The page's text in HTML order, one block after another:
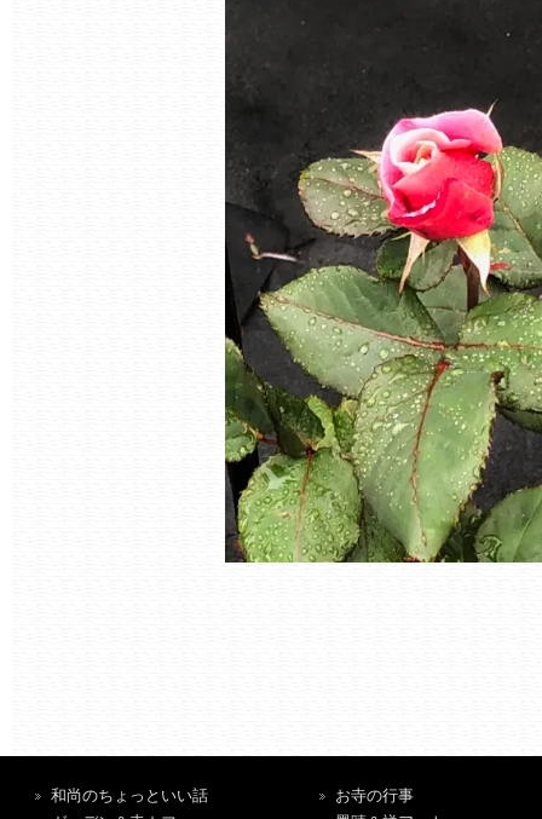
和尚のちょっといい話
お寺の行事